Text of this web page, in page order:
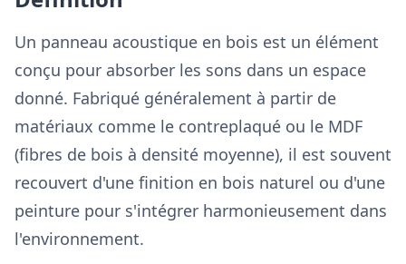
Un panneau acoustique en bois est un élément
conçu pour absorber les sons dans un espace
donné. Fabriqué généralement à partir de
matériaux comme le contreplaqué ou le MDF
(fibres de bois à densité moyenne), il est souvent
recouvert d'une finition en bois naturel ou d'une
peinture pour s'intégrer harmonieusement dans
l'environnement.